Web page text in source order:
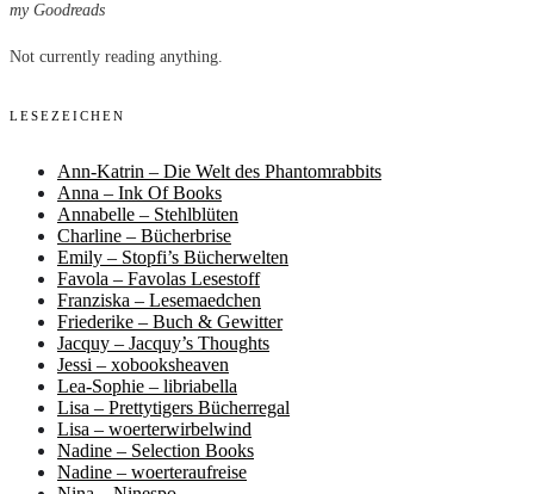
my Goodreads
Not currently reading anything.
LESEZEICHEN
Ann-Katrin – Die Welt des Phantomrabbits
Anna – Ink Of Books
Annabelle – Stehlblüten
Charline – Bücherbrise
Emily – Stopfi’s Bücherwelten
Favola – Favolas Lesestoff
Franziska – Lesemaedchen
Friederike – Buch & Gewitter
Jacquy – Jacquy’s Thoughts
Jessi – xobooksheaven
Lea-Sophie – libriabella
Lisa – Prettytigers Bücherregal
Lisa – woerterwirbelwind
Nadine – Selection Books
Nadine – woerteraufreise